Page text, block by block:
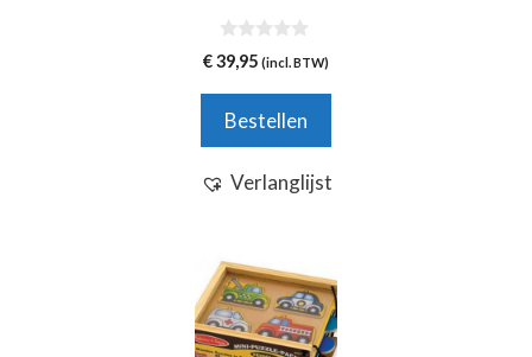
0
v
5
€39,95 (incl. BTW)
Bestellen
Verlanglijst